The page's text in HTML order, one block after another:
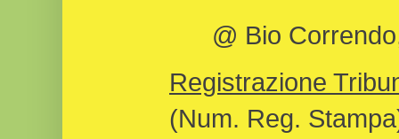
@ Bio
Registrazione
(Num. Reg.